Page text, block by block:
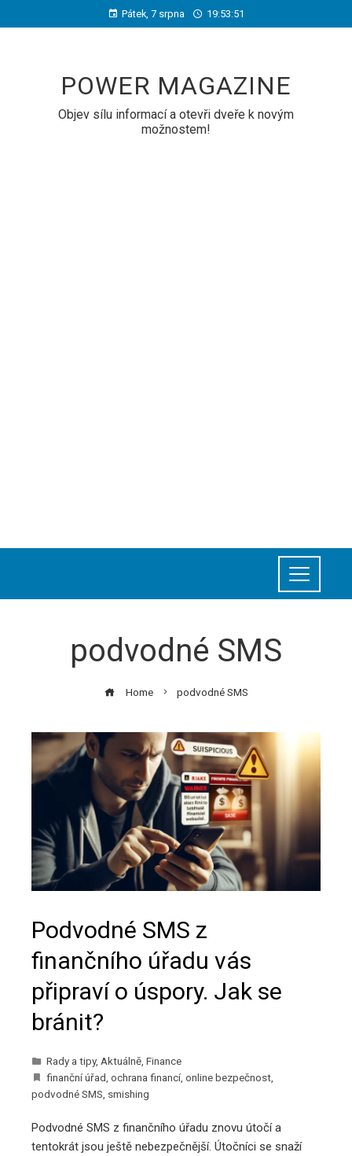
Pátek, 7 srpna 19:53:52
POWER MAGAZINE
Objev sílu informací a otevři dveře k novým
možnostem!
podvodné SMS
Home podvodné SMS
Podvodné SMS z
finančního úřadu vás
připraví o úspory. Jak se
bránit?
Rady a tipy, Aktuálně, Finance
finanční úřad, ochrana financí, online bezpečnost,
podvodné SMS, smishing
Podvodné SMS z finančního úřadu znovu útočí a
tentokrát jsou ještě nebezpečnější. Útočníci se snaží